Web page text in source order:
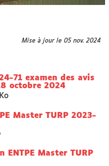
Mise à jour le 05 nov. 2024
71 examen des avis
octobre 2024
Master TURP 2023-
ENTPE Master TURP